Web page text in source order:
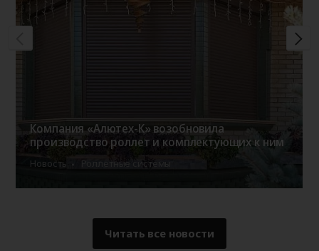
Компания «Алютех-К» возобновила
производство роллет и комплектующих к ним
Новость Роллетные системы
Читать все новости